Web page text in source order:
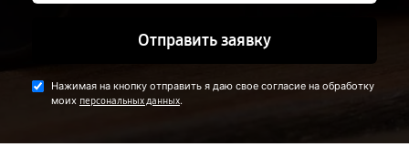
Отправить заявку
Нажимая на кнопку отправить я даю свое согласие на обработку
моих персональных данных.